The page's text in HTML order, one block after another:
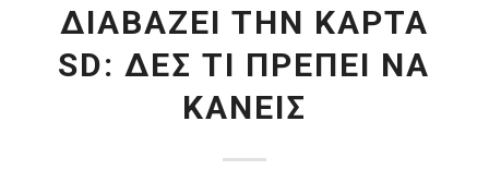
ΔΙΑΒΆΖΕΙ ΤΗΝ ΚΆΡΤΑ
SD: ΔΕΣ ΤΙ ΠΡΈΠΕΙ ΝΑ
ΚΆΝΕΙΣ